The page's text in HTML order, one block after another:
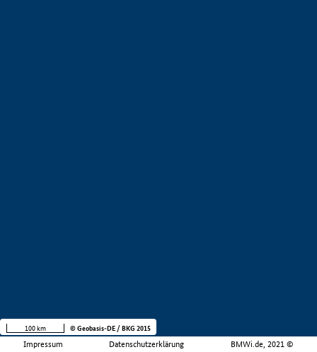
Impressum Datenschutzerklärung BMWi.de, 2021 ©
100 km © Geobasis-DE / BKG 2015